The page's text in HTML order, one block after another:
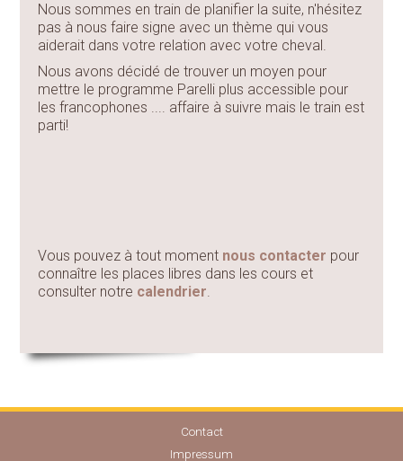
Nous sommes en train de planifier la suite, n'hésitez
pas à nous faire signe avec un thème qui vous
aiderait dans votre relation avec votre cheval.
Nous avons décidé de trouver un moyen pour
mettre le programme Parelli plus accessible pour
les francophones .... affaire à suivre mais le train est
parti!
Vous pouvez à tout moment nous contacter pour
connaître les places libres dans les cours et
consulter notre calendrier.
Contact
Impressum